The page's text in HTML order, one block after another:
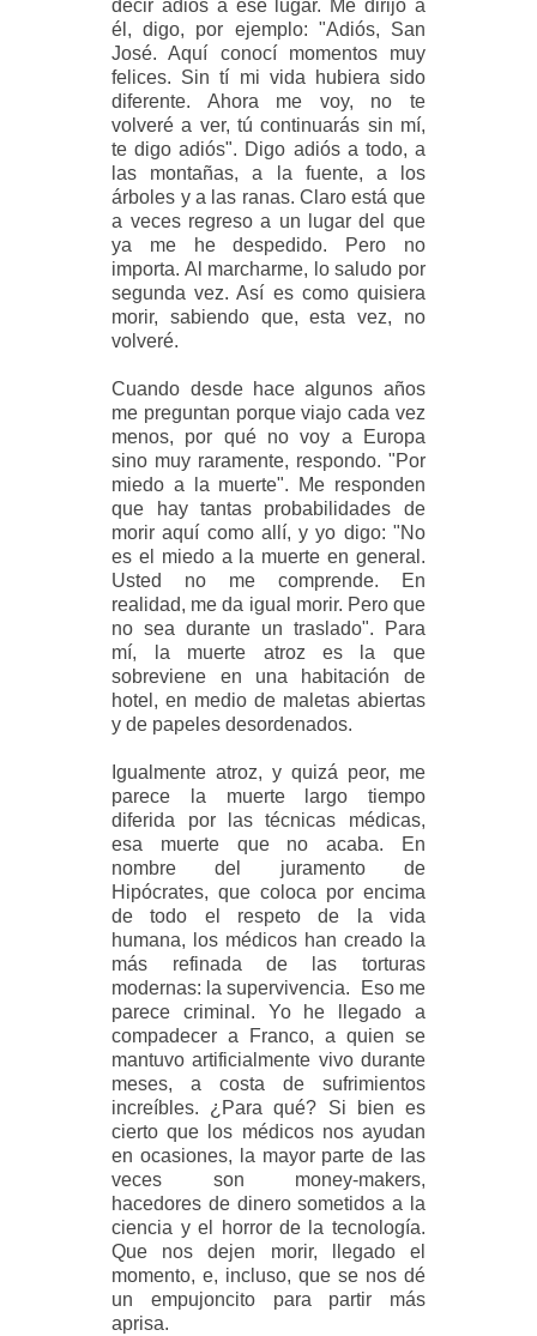
decir adiós a ese lugar. Me dirijo a
él, digo, por ejemplo: "Adiós, San
José. Aquí conocí momentos muy
felices. Sin tí mi vida hubiera sido
diferente. Ahora me voy, no te
volveré a ver, tú continuarás sin mí,
te digo adiós". Digo adiós a todo, a
las montañas, a la fuente, a los
árboles y a las ranas. Claro está que
a veces regreso a un lugar del que
ya me he despedido. Pero no
importa. Al marcharme, lo saludo por
segunda vez. Así es como quisiera
morir, sabiendo que, esta vez, no
volveré.
Cuando desde hace algunos años
me preguntan porque viajo cada vez
menos, por qué no voy a Europa
sino muy raramente, respondo. "Por
miedo a la muerte". Me responden
que hay tantas probabilidades de
morir aquí como allí, y yo digo: "No
es el miedo a la muerte en general.
Usted no me comprende. En
realidad, me da igual morir. Pero que
no sea durante un traslado". Para
mí, la muerte atroz es la que
sobreviene en una habitación de
hotel, en medio de maletas abiertas
y de papeles desordenados.
Igualmente atroz, y quizá peor, me
parece la muerte largo tiempo
diferida por las técnicas médicas,
esa muerte que no acaba. En
nombre del juramento de
Hipócrates, que coloca por encima
de todo el respeto de la vida
humana, los médicos han creado la
más refinada de las torturas
modernas: la supervivencia. Eso me
parece criminal. Yo he llegado a
compadecer a Franco, a quien se
mantuvo artificialmente vivo durante
meses, a costa de sufrimientos
increíbles. ¿Para qué? Si bien es
cierto que los médicos nos ayudan
en ocasiones, la mayor parte de las
veces son money-makers,
hacedores de dinero sometidos a la
ciencia y el horror de la tecnología.
Que nos dejen morir, llegado el
momento, e, incluso, que se nos dé
un empujoncito para partir más
aprisa.